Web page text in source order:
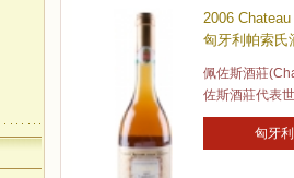
2006
匈牙利帕索氏
佩佐斯酒莊
佐斯酒莊代表
匈牙